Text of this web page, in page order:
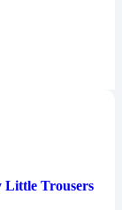
Trousers